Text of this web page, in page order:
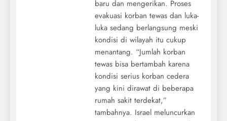
baru dan mengerikan. Proses
evakuasi korban tewas dan luka-
luka sedang berlangsung meski
kondisi di wilayah itu cukup
menantang. “Jumlah korban
tewas bisa bertambah karena
kondisi serius korban cedera
yang kini dirawat di beberapa
rumah sakit terdekat,”
tambahnya. Israel meluncurkan